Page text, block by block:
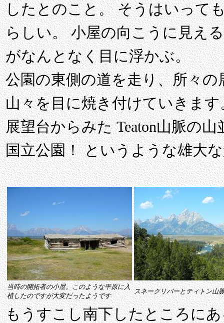
したとのこと。 そうはいって
らしい。 小屋の向こうに見え
がなんとなく目に浮かぶ。
公園の東側の道を走り、所々
山々を目に焼き付けていきます
展望台からみた Teaton山脈の
国立公園！ というような雄大
当時の開拓者の小屋。このような平原に入
植したのですが大変だったようです
スネークリバーとティトン山
もうすこし南下したところにあ